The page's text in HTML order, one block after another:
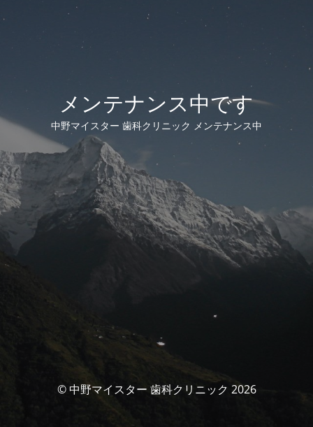
メンテナンス中です
中野マイスター 歯科クリニック メンテナンス中
© 中野マイスター 歯科クリニック 2026